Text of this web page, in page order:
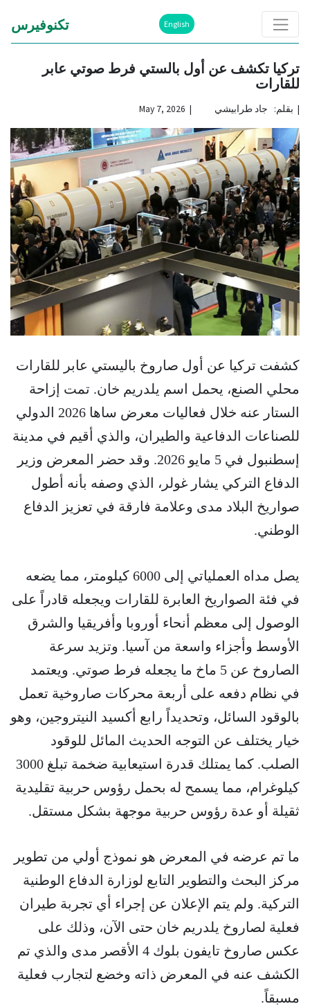
English تكنوفيرس
تركيا تكشف عن أول بالستي فرط صوتي عابر
للقارات
| بقلم: جاد طرابيشي | May 7, 2026
كشفت تركيا عن أول صاروخ باليستي عابر للقارات
محلي الصنع، يحمل اسم يلدريم خان. تمت إزاحة
الستار عنه خلال فعاليات معرض ساها 2026 الدولي
للصناعات الدفاعية والطيران، والذي أقيم في مدينة
إسطنبول في 5 مايو 2026. وقد حضر المعرض وزير
الدفاع التركي يشار غولر، الذي وصفه بأنه أطول
صواريخ البلاد مدى وعلامة فارقة في تعزيز الدفاع
الوطني.
يصل مداه العملياتي إلى 6000 كيلومتر، مما يضعه
في فئة الصواريخ العابرة للقارات ويجعله قادراً على
الوصول إلى معظم أنحاء أوروبا وأفريقيا والشرق
الأوسط وأجزاء واسعة من آسيا. وتزيد سرعة
الصاروخ عن 5 ماخ ما يجعله فرط صوتي. ويعتمد
في نظام دفعه على أربعة محركات صاروخية تعمل
بالوقود السائل، وتحديداً رابع أكسيد النيتروجين، وهو
خيار يختلف عن التوجه الحديث المائل للوقود
الصلب. كما يمتلك قدرة استيعابية ضخمة تبلغ 3000
كيلوغرام، مما يسمح له بحمل رؤوس حربية تقليدية
ثقيلة أو عدة رؤوس حربية موجهة بشكل مستقل.
ما تم عرضه في المعرض هو نموذج أولي من تطوير
مركز البحث والتطوير التابع لوزارة الدفاع الوطنية
التركية. ولم يتم الإعلان عن إجراء أي تجربة طيران
فعلية لصاروخ يلدريم خان حتى الآن، وذلك على
عكس صاروخ تايفون بلوك 4 الأقصر مدى والذي تم
الكشف عنه في المعرض ذاته وخضع لتجارب فعلية
مسبقاً.